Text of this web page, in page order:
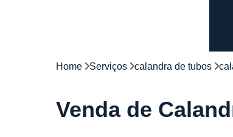
Home Serviços calandra de tubos
Venda de